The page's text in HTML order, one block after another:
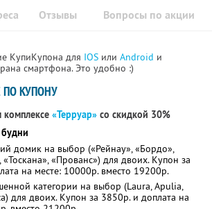
Отзывы Вопросы по акции
КупиКупона для IOS или Android и
смартфона. Это удобно :)
КУПОНУ
«Терруар» со скидкой 30%
домик на выбор («Рейнау», «Бордо»,
«Тоскана», «Прованс») для двоих. Купон за
на месте: 10000р. вместо 19200р.
категории на выбор (Laura, Apulia,
для двоих. Купон за 3850р. и доплата на